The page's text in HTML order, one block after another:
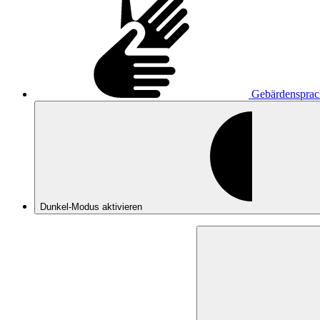
Dunkel-Modus aktivieren